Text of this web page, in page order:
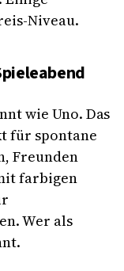
Niveau.
wie Uno. Das
für spontane
Freunden
farbigen
Wer als